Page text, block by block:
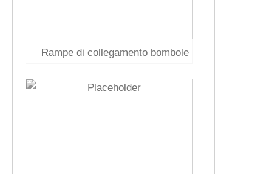
Rampe di collegamento bombole